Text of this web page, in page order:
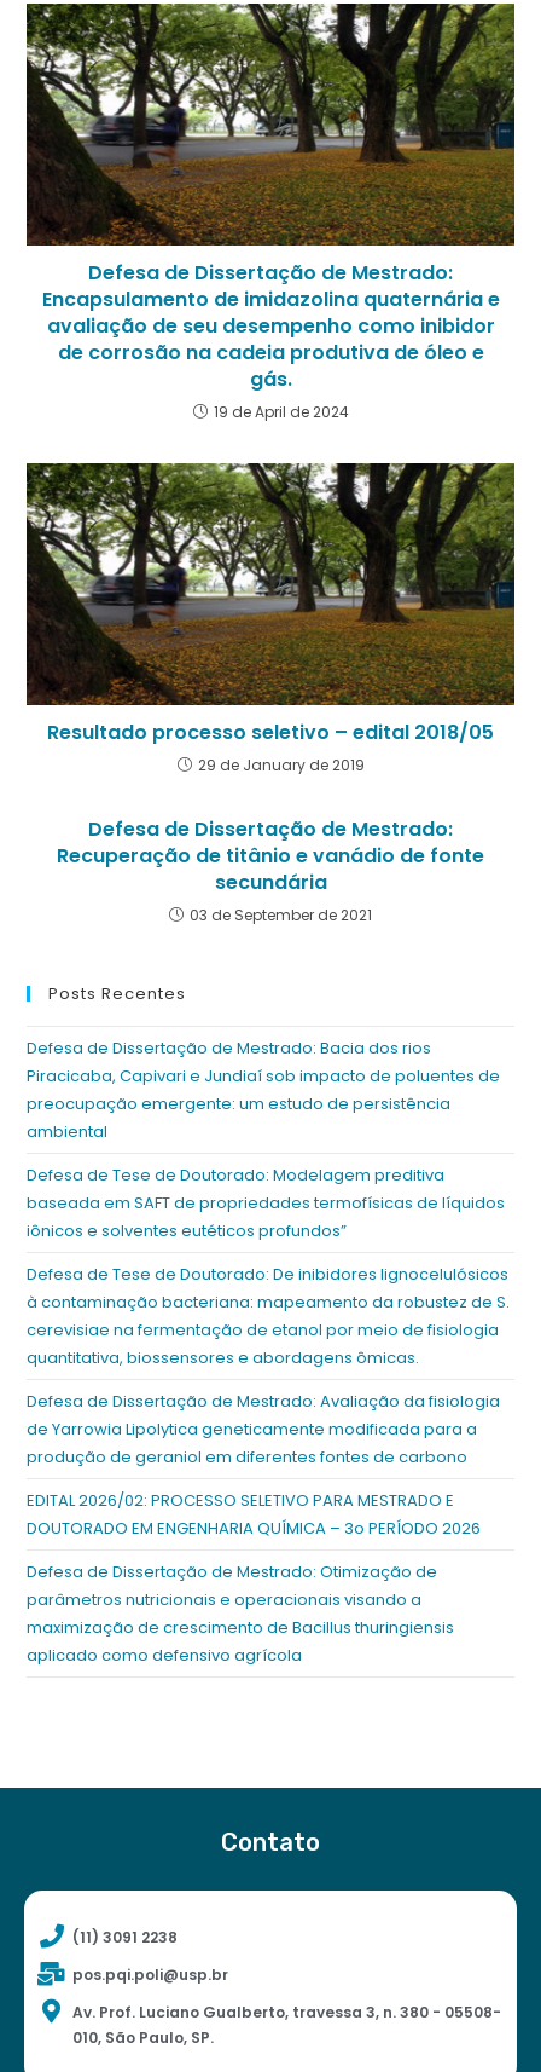
Defesa de Dissertação de Mestrado:
Encapsulamento de imidazolina quaternária e
avaliação de seu desempenho como inibidor
de corrosão na cadeia produtiva de óleo e
gás.
19 de April de 2024
Resultado processo seletivo – edital 2018/05
29 de January de 2019
Defesa de Dissertação de Mestrado:
Recuperação de titânio e vanádio de fonte
secundária
03 de September de 2021
Posts Recentes
Defesa de Dissertação de Mestrado: Bacia dos rios
Piracicaba, Capivari e Jundiaí sob impacto de poluentes de
preocupação emergente: um estudo de persistência
ambiental
Defesa de Tese de Doutorado: Modelagem preditiva
baseada em SAFT de propriedades termofísicas de líquidos
iônicos e solventes eutéticos profundos”
Defesa de Tese de Doutorado: De inibidores lignocelulósicos
à contaminação bacteriana: mapeamento da robustez de S.
cerevisiae na fermentação de etanol por meio de fisiologia
quantitativa, biossensores e abordagens ômicas.
Defesa de Dissertação de Mestrado: Avaliação da fisiologia
de Yarrowia Lipolytica geneticamente modificada para a
produção de geraniol em diferentes fontes de carbono
EDITAL 2026/02: PROCESSO SELETIVO PARA MESTRADO E
DOUTORADO EM ENGENHARIA QUÍMICA – 3o PERÍODO 2026
Defesa de Dissertação de Mestrado: Otimização de
parâmetros nutricionais e operacionais visando a
maximização de crescimento de Bacillus thuringiensis
aplicado como defensivo agrícola
Contato
(11) 3091 2238
pos.pqi.poli@usp.br
Av. Prof. Luciano Gualberto, travessa 3, n. 380 - 05508-
010, São Paulo, SP.